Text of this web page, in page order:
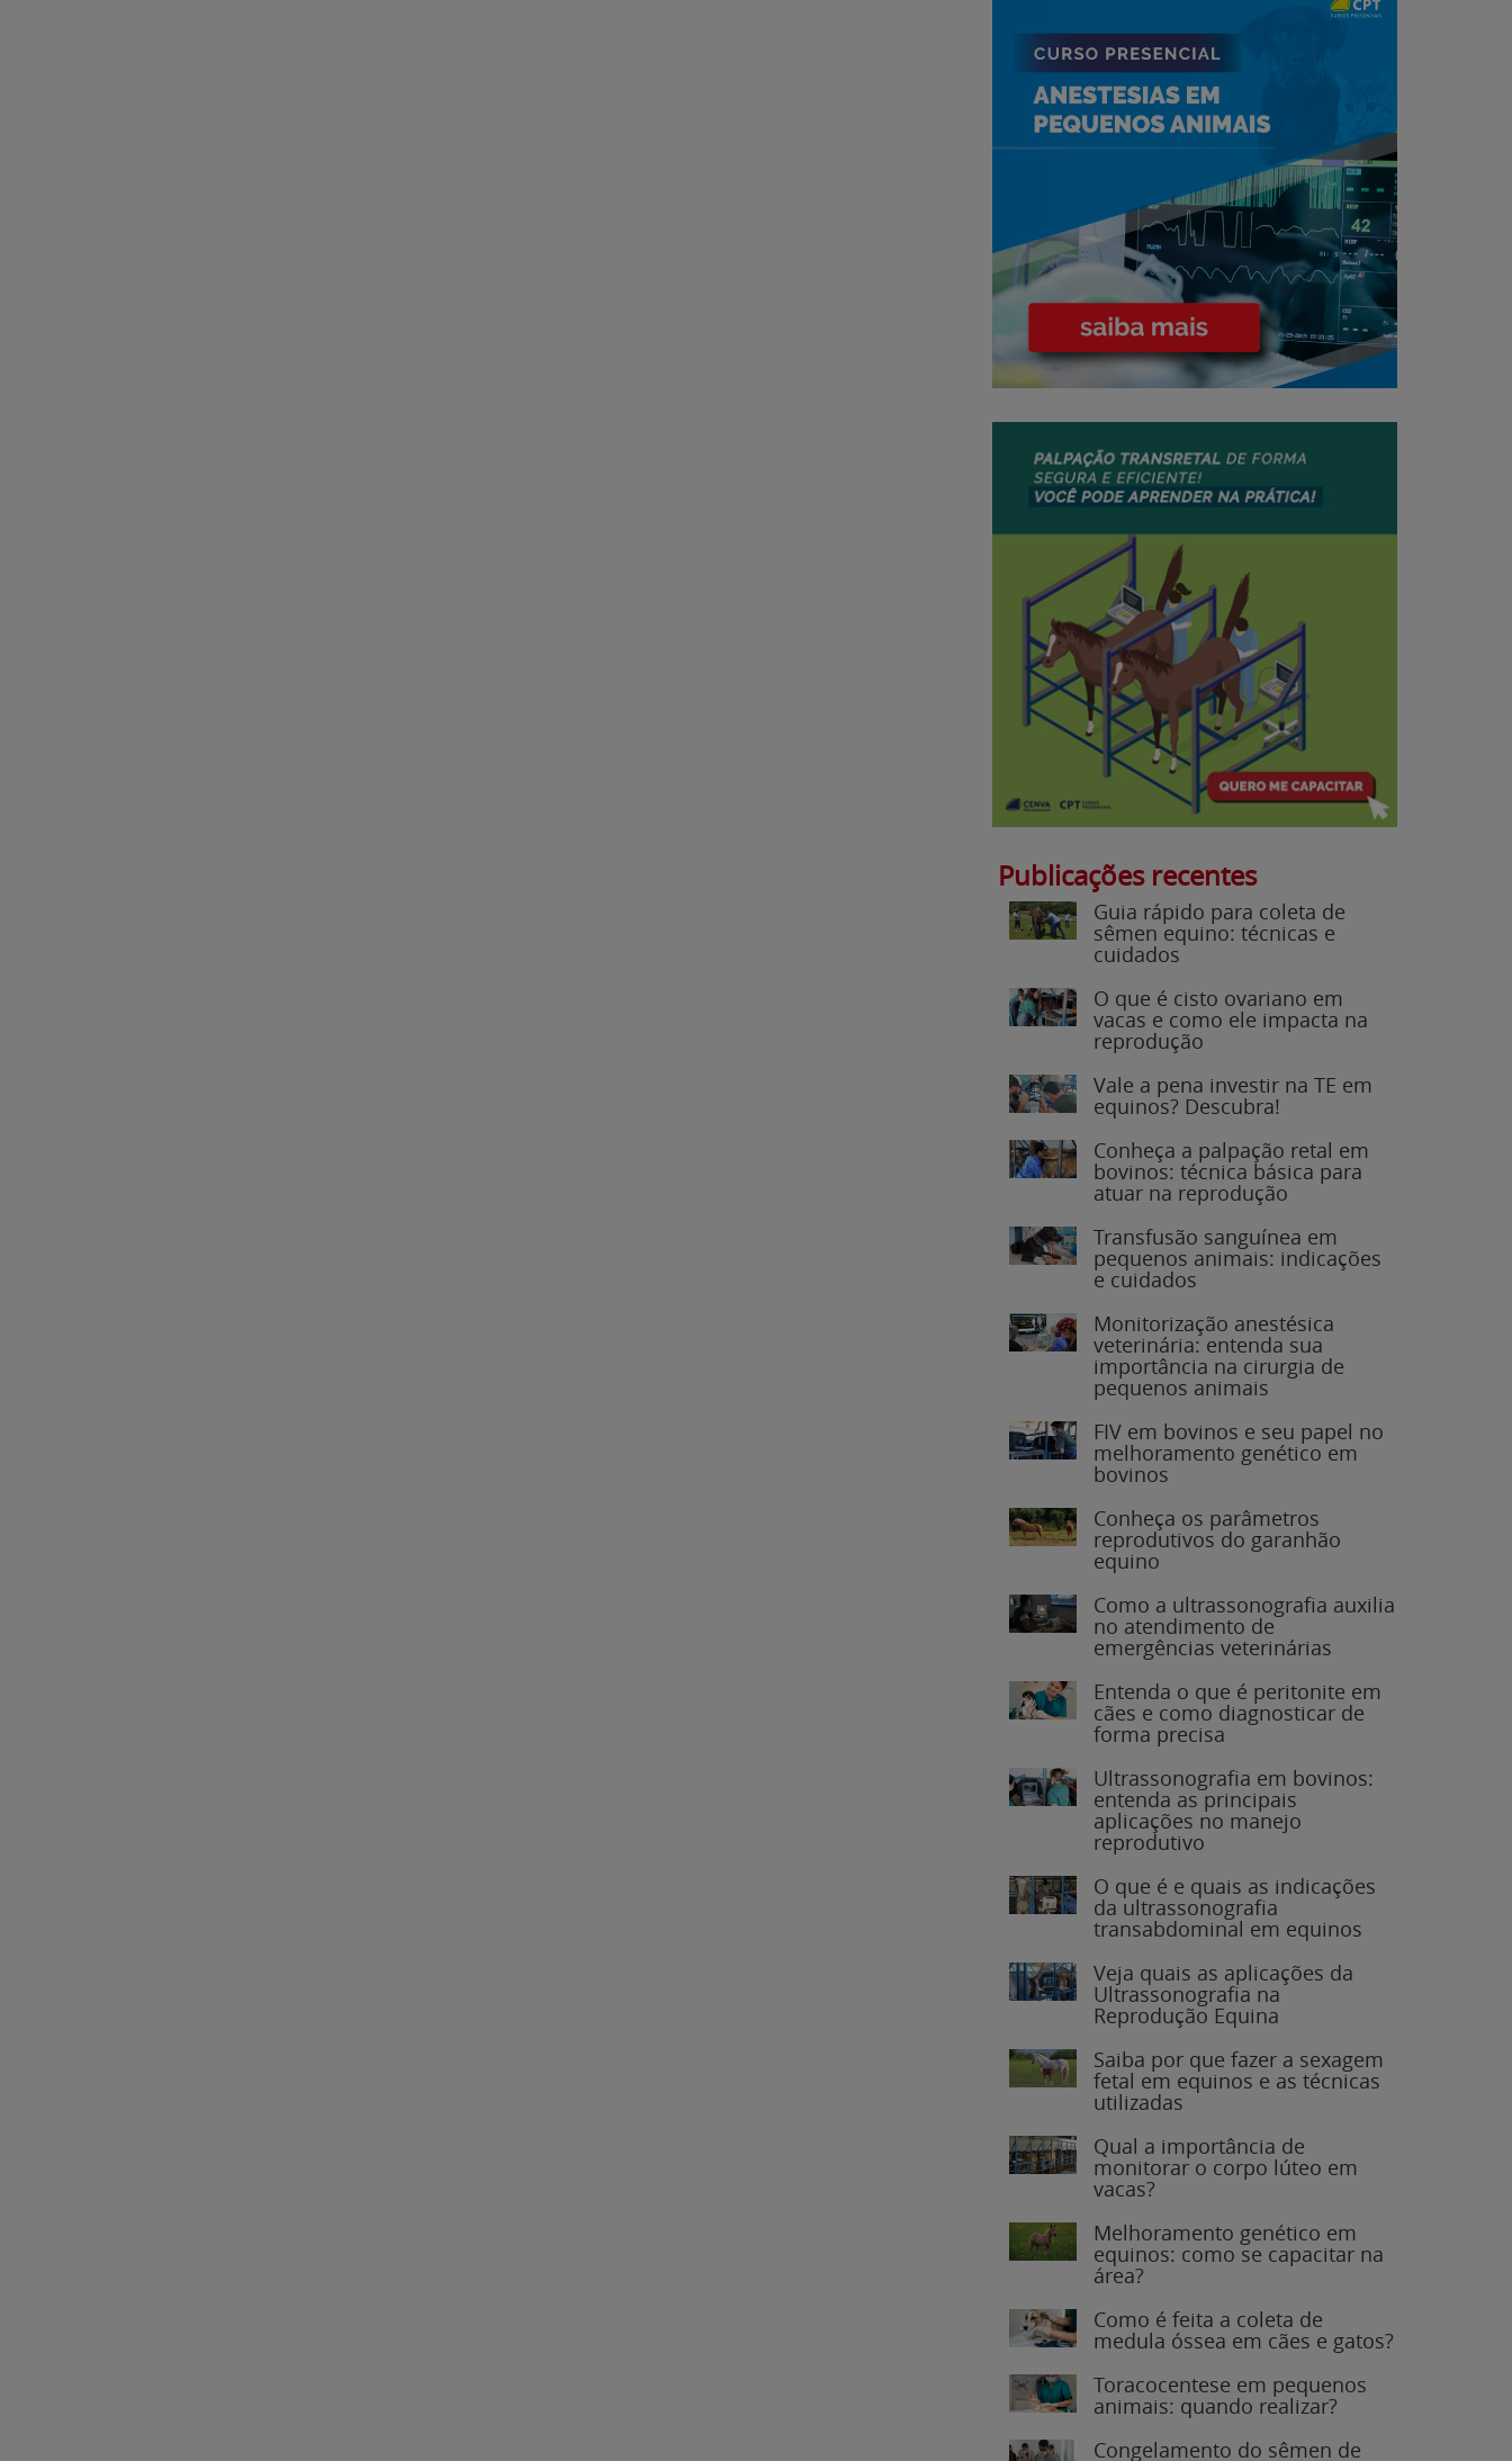
Publicações recentes
Guia rápido para coleta de
sêmen equino: técnicas e
cuidados
O que é cisto ovariano em
vacas e como ele impacta na
reprodução
Vale a pena investir na TE em
equinos? Descubra!
Conheça a palpação retal em
bovinos: técnica básica para
atuar na reprodução
Transfusão sanguínea em
pequenos animais: indicações
e cuidados
Monitorização anestésica
veterinária: entenda sua
importância na cirurgia de
pequenos animais
FIV em bovinos e seu papel no
melhoramento genético em
bovinos
Conheça os parâmetros
reprodutivos do garanhão
equino
Como a ultrassonografia auxilia
no atendimento de
emergências veterinárias
Entenda o que é peritonite em
cães e como diagnosticar de
forma precisa
Ultrassonografia em bovinos:
entenda as principais
aplicações no manejo
reprodutivo
O que é e quais as indicações
da ultrassonografia
transabdominal em equinos
Veja quais as aplicações da
Ultrassonografia na
Reprodução Equina
Saiba por que fazer a sexagem
fetal em equinos e as técnicas
utilizadas
Qual a importância de
monitorar o corpo lúteo em
vacas?
Melhoramento genético em
equinos: como se capacitar na
área?
Como é feita a coleta de
medula óssea em cães e gatos?
Toracocentese em pequenos
animais: quando realizar?
Congelamento do sêmen de